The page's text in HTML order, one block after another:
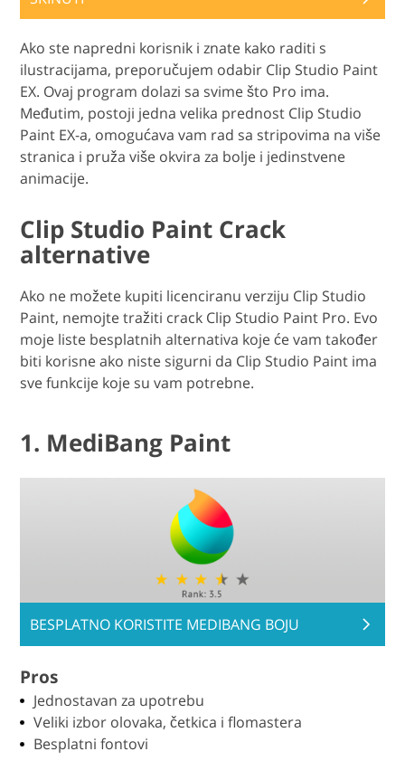
Ako ste napredni korisnik i znate kako raditi s
ilustracijama, preporučujem odabir Clip Studio Paint
EX. Ovaj program dolazi sa svime što Pro ima.
Međutim, postoji jedna velika prednost Clip Studio
Paint EX-a, omogućava vam rad sa stripovima na više
stranica i pruža više okvira za bolje i jedinstvene
animacije.
Clip Studio Paint Crack
alternative
Ako ne možete kupiti licenciranu verziju Clip Studio
Paint, nemojte tražiti crack Clip Studio Paint Pro. Evo
moje liste besplatnih alternativa koje će vam također
biti korisne ako niste sigurni da Clip Studio Paint ima
sve funkcije koje su vam potrebne.
1. MediBang Paint
BESPLATNO KORISTITE MEDIBANG BOJU
Pros
Jednostavan za upotrebu
Veliki izbor olovaka, četkica i flomastera
Besplatni fontovi